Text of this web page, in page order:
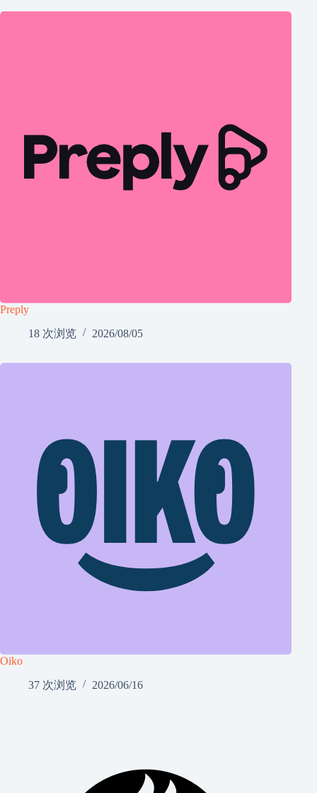
Preply
18 次浏览
2026/08/05
Oiko
37 次浏览
2026/06/16